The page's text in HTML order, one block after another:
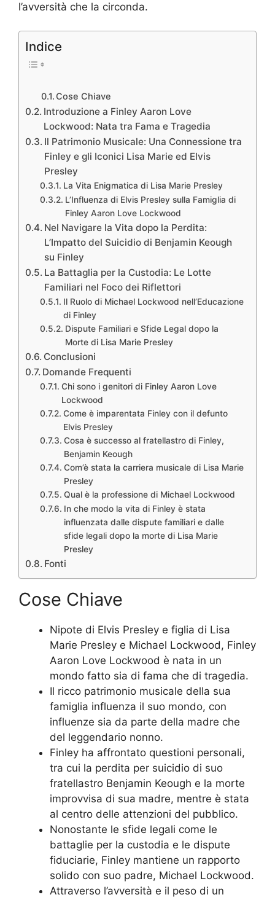
l’avversità che la circonda.
Indice
Cose Chiave
Introduzione a Finley Aaron Love
Lockwood: Nata tra Fama e Tragedia
Il Patrimonio Musicale: Una Connessione tra
Finley e gli Iconici Lisa Marie ed Elvis
Presley
La Vita Enigmatica di Lisa Marie Presley
L’Influenza di Elvis Presley sulla Famiglia di
Finley Aaron Love Lockwood
Nel Navigare la Vita dopo la Perdita:
L’Impatto del Suicidio di Benjamin Keough
su Finley
La Battaglia per la Custodia: Le Lotte
Familiari nel Foco dei Riflettori
Il Ruolo di Michael Lockwood nell’Educazione
di Finley
Dispute Familiari e Sfide Legal dopo la
Morte di Lisa Marie Presley
Conclusioni
Domande Frequenti
Chi sono i genitori di Finley Aaron Love
Lockwood
Come è imparentata Finley con il defunto
Elvis Presley
Cosa è successo al fratellastro di Finley,
Benjamin Keough
Com’è stata la carriera musicale di Lisa Marie
Presley
Qual è la professione di Michael Lockwood
In che modo la vita di Finley è stata
influenzata dalle dispute familiari e dalle
sfide legali dopo la morte di Lisa Marie
Presley
Fonti
Cose Chiave
Nipote di Elvis Presley e figlia di Lisa
Marie Presley e Michael Lockwood, Finley
Aaron Love Lockwood è nata in un
mondo fatto sia di fama che di tragedia.
Il ricco patrimonio musicale della sua
famiglia influenza il suo mondo, con
influenze sia da parte della madre che
del leggendario nonno.
Finley ha affrontato questioni personali,
tra cui la perdita per suicidio di suo
fratellastro Benjamin Keough e la morte
improvvisa di sua madre, mentre è stata
al centro delle attenzioni del pubblico.
Nonostante le sfide legali come le
battaglie per la custodia e le dispute
fiduciarie, Finley mantiene un rapporto
solido con suo padre, Michael Lockwood.
Attraverso l’avversità e il peso di un